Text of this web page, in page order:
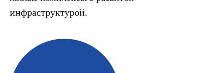
инфраструктурой.